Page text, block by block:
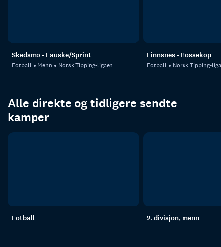
Skedsmo - Fauske/Sprint
Fotball Menn Norsk Tipping-ligaen
Finnsnes - Bossekop
Fotball Norsk Tipping-
Alle direkte og tidligere sendte
kamper
Fotball 2. divisjon, menn